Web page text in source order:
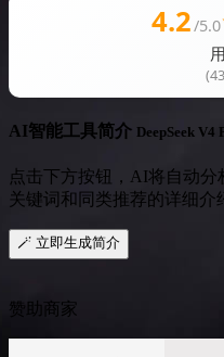
4.2/5.0
AI智能工具简介 DeepSeek V4
点击下方按钮，AI将自动分
关键词和同类推荐的详细介
🪄 立即生成简介
赞助商家